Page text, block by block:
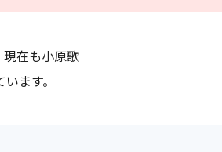
在も小原歌
ます。